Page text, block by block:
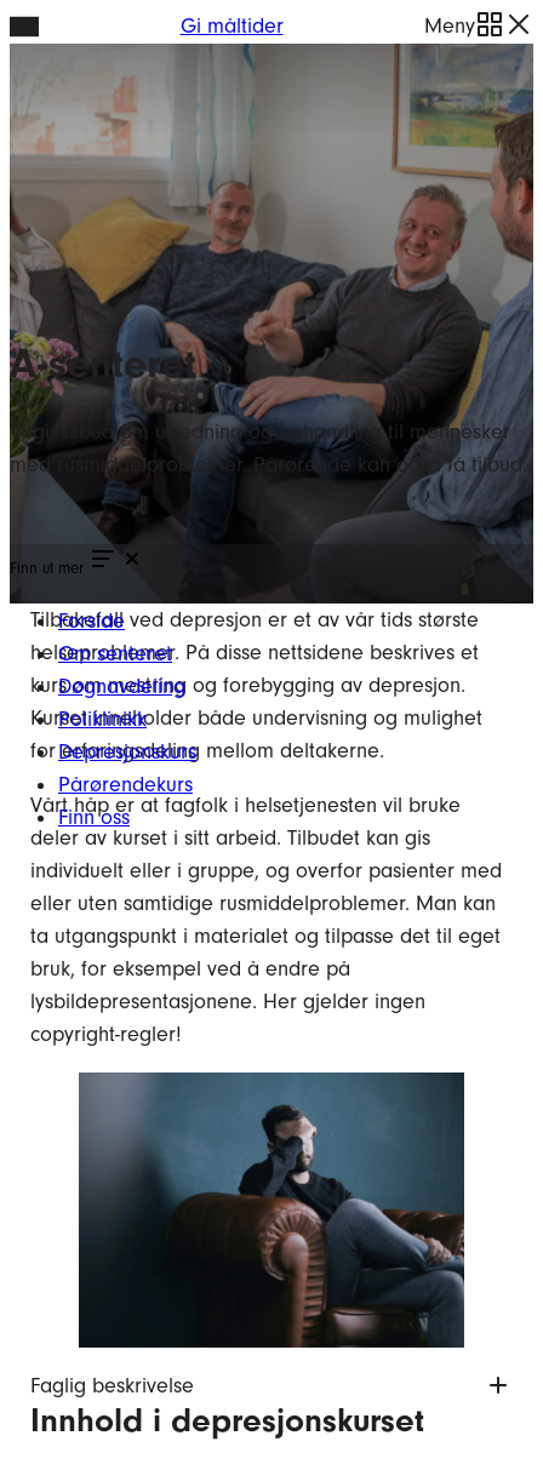
Hopp
innhold
Gi måltider Meny
A-senteret
Vi gir tilbud om utredning og behandling til mennesker
med rusmiddelproblemer. Pårørende kan også få tilbud.
Finn ut mer
Forside
Om senteret
Døgnavdeling
Poliklinikk
Depresjonskurs
Pårørendekurs
Finn oss
Tilbakefall ved depresjon er et av vår tids største
helseproblemer. På disse nettsidene beskrives et
kurs om mestring og forebygging av depresjon.
Kurset inneholder både undervisning og mulighet
for erfaringsdeling mellom deltakerne.
Vårt håp er at fagfolk i helsetjenesten vil bruke
deler av kurset i sitt arbeid. Tilbudet kan gis
individuelt eller i gruppe, og overfor pasienter med
eller uten samtidige rusmiddelproblemer. Man kan
ta utgangspunkt i materialet og tilpasse det til eget
bruk, for eksempel ved å endre på
lysbildepresentasjonene. Her gjelder ingen
copyright-regler!
Faglig beskrivelse
Innhold i depresjonskurset